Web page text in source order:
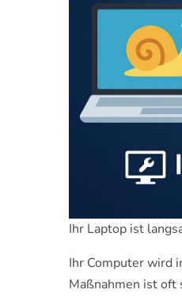
Ihr Laptop ist
Ihr Computer wird
Maßnahmen ist oft